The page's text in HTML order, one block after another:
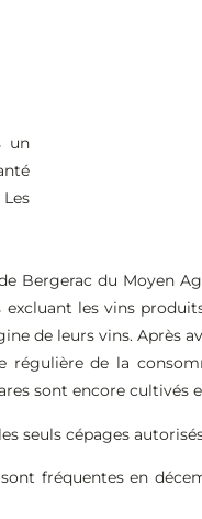
un
Bergerac du Moyen
les vins
de leurs vins. Après
régulière de la
sont encore
seuls cépages
fréquentes en